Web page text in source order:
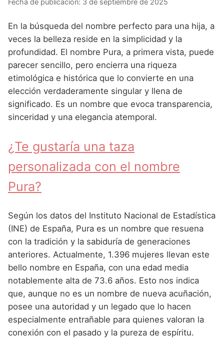
Nombres de Niña que empiezan por D
Nombres de Niña que empiezan por E
Nombres de Niña que empiezan por F
Nombres de Niña que empiezan por G
Nombres de Niña que empiezan por H
Nombres de Niña que empiezan por J
Nombres de Niña que empiezan por K
Nombres de Niña que empiezan por N
Nombres de Niña que empiezan por O
Nombres de Niña que empiezan por P
Nombres de Niña que empiezan por Q
Nombres de Niña que empiezan por R
Nombres de Niña que empiezan por S
Nombres de Niña Egipcios
Nombres de Niña Griegos
Nombres de Niña Mitológicos
Nombres de Niña Romanos
Nombres de Niña Vikingos
Nombres de Niña Americanos
Nombres de Niña Chinos
Nombres de Niña Franceses
Nombres de Niña Hispanoamericanos
Nombres de Niña Ingleses
Nombres de Niña Japoneses
Nombres de Niña Judios
Nombres de Niña Portugueses
Nombres de Niña Rumanos
Nombres de Niña Rusos
Nombres de Niña Suecos
Nombres de Niña Andaluces
Nombres de Niña Aragoneses
Nombres de Niña Asturianos
Nombres de Niña Baleares
Nombres de Niña Canarios
Nombres de Niña Castellanos
Nombres de Niña Catalanes
Nombres de Niña Gallegos
Nombres de Niña Madrileños
Nombres de Niña Murcianos
Nombres de Niña Navarros
Nombres de Niña Riojanos
Nombres de Niña Valencianos
Nombres de Niña Vascos
Buscar
Fecha de publicación: 3 de septiembre de 2025
En la búsqueda del nombre perfecto para una hija, a
veces la belleza reside en la simplicidad y la
profundidad. El nombre Pura, a primera vista, puede
parecer sencillo, pero encierra una riqueza
etimológica e histórica que lo convierte en una
elección verdaderamente singular y llena de
significado. Es un nombre que evoca transparencia,
sinceridad y una elegancia atemporal.
¿Te gustaría una taza
personalizada con el nombre
Pura?
Según los datos del Instituto Nacional de Estadística
(INE) de España, Pura es un nombre que resuena
con la tradición y la sabiduría de generaciones
anteriores. Actualmente, 1.396 mujeres llevan este
bello nombre en España, con una edad media
notablemente alta de 73.6 años. Esto nos indica
que, aunque no es un nombre de nueva acuñación,
posee una autoridad y un legado que lo hacen
especialmente entrañable para quienes valoran la
conexión con el pasado y la pureza de espíritu.